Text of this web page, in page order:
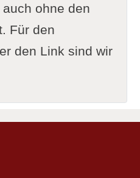
ohne den
Für den
den Link sind wir